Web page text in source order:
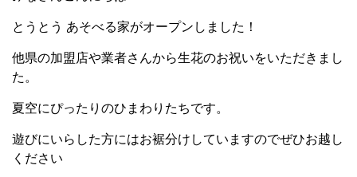
とうとう あそべる家がオープンしました！
他県の加盟店や業者さんから生花のお祝いをいただきまし
た。
夏空にぴったりのひまわりたちです。
遊びにいらした方にはお裾分けしていますのでぜひお越し
ください